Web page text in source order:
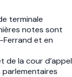
terminale
notes sont
Ferrand et en
de la cour d’appel
parlementaires